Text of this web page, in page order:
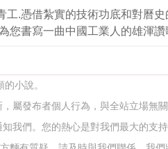
.憑借紮實的技術功底和對曆
您書寫一曲中國工業人的雄渾讚
小說。
屬發布者個人行為，與全站立場無關
我們。您的熱心是對我們最大的支持